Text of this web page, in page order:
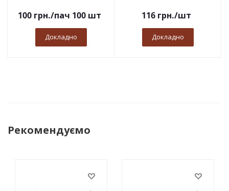
100грн./пач 100 шт
Докладно
116грн./шт
Докладно
Рекомендуємо